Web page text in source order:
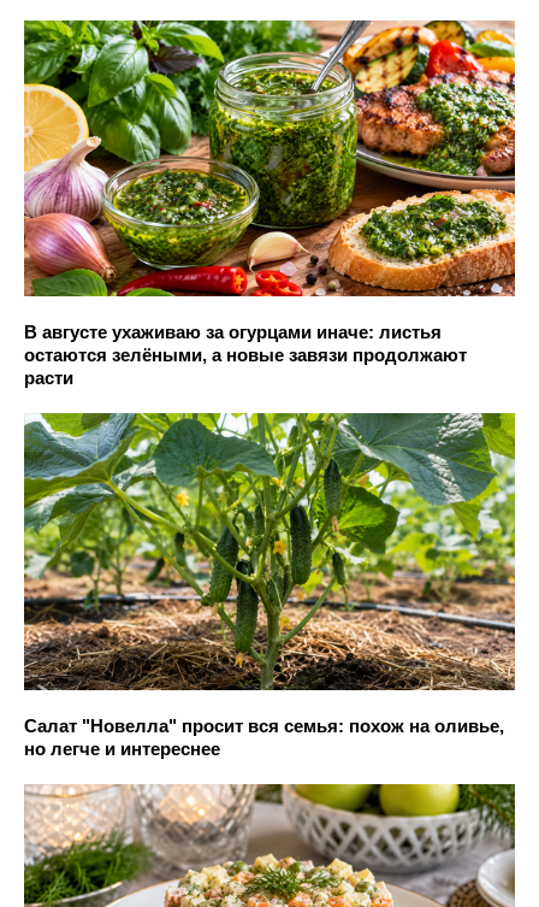
В августе ухаживаю за огурцами иначе: листья
остаются зелёными, а новые завязи продолжают
расти
Салат "Новелла" просит вся семья: похож на оливье,
но легче и интереснее